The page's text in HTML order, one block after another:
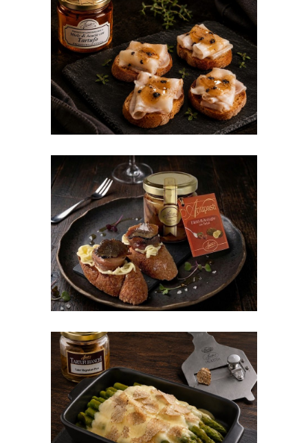
Crostini al lardo con
miele al tartufo
Crostini con Filetti di
acciughe al tartufo
Asparagi con Fonduta
di Tartufi bianchi